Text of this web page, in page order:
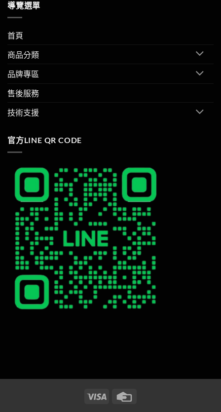
導覽選單
首頁
商品分類
品牌專區
售後服務
技術支援
官方LINE QR CODE
Visa